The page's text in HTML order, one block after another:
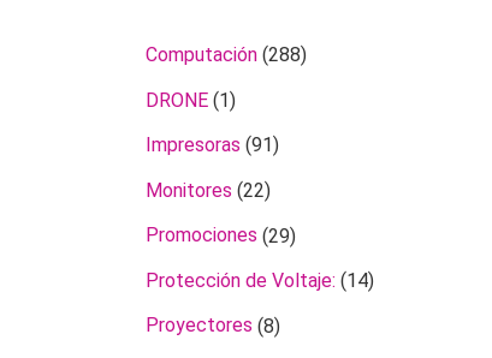
Computación (288)
DRONE (1)
Impresoras (91)
Monitores (22)
Promociones (29)
Protección de Voltaje: (14)
Proyectores (8)